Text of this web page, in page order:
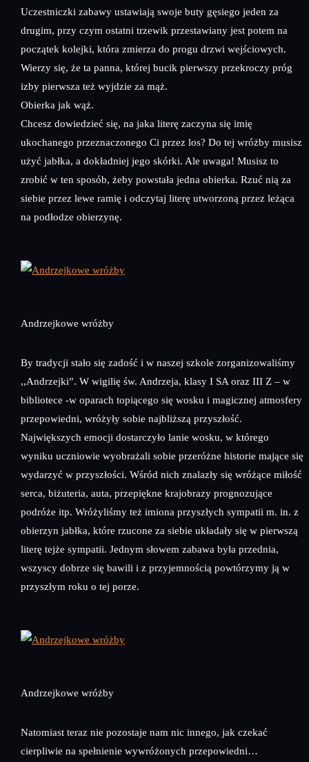
Uczestniczki zabawy ustawiają swoje buty gęsiego jeden za
drugim, przy czym ostatni trzewik przestawiany jest potem na
początek kolejki, która zmierza do progu drzwi wejściowych.
Wierzy się, że ta panna, której bucik pierwszy przekroczy próg
izby pierwsza też wyjdzie za mąż.
Obierka jak wąż.
Chcesz dowiedzieć się, na jaka literę zaczyna się imię
ukochanego przeznaczonego Ci przez los? Do tej wróżby musisz
użyć jabłka, a dokładniej jego skórki. Ale uwaga! Musisz to
zrobić w ten sposób, żeby powstała jedna obierka. Rzuć nią za
siebie przez lewe ramię i odczytaj literę utworzoną przez leżąca
na podłodze obierzynę.
Andrzejkowe wróżby
By tradycji stało się zadość i w naszej szkole zorganizowaliśmy
,,Andrzejki”. W wigilię św. Andrzeja, klasy I SA oraz III Z – w
bibliotece -w oparach topiącego się wosku i magicznej atmosfery
przepowiedni, wróżyły sobie najbliższą przyszłość.
Największych emocji dostarczyło lanie wosku, w którego
wyniku uczniowie wyobrażali sobie przeróżne historie mające się
wydarzyć w przyszłości. Wśród nich znalazły się wróżące miłość
serca, biżuteria, auta, przepiękne krajobrazy prognozujące
podróże itp. Wróżyliśmy też imiona przyszłych sympatii m. in. z
obierzyn jabłka, które rzucone za siebie układały się w pierwszą
literę tejże sympatii. Jednym słowem zabawa była przednia,
wszyscy dobrze się bawili i z przyjemnością powtórzymy ją w
przyszłym roku o tej porze.
Andrzejkowe wróżby
Natomiast teraz nie pozostaje nam nic innego, jak czekać
cierpliwie na spełnienie wywróżonych przepowiedni…